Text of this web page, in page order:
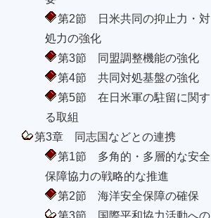
第2節 日米共同の抑止力・対
処力の強化
第3節 同盟調整機能の強化
第4節 共同対処基盤の強化
第5節 在日米軍の駐留に関す
る取組
第3章 同志国などとの連携
第1節 多角的・多層的な安全
保障協力の戦略的な推進
第2節 海洋安全保障の確保
第3節 国際平和協力活動への